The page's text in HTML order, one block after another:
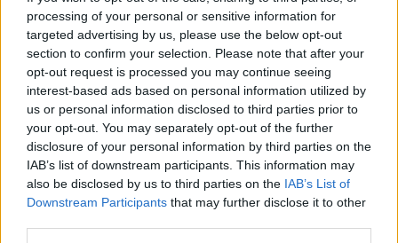
processing of your personal or sensitive information for
targeted advertising by us, please use the below opt-out
section to confirm your selection. Please note that after your
opt-out request is processed you may continue seeing
interest-based ads based on personal information utilized by
us or personal information disclosed to third parties prior to
your opt-out. You may separately opt-out of the further
disclosure of your personal information by third parties on the
IAB’s list of downstream participants. This information may
also be disclosed by us to third parties on the IAB’s List of
Downstream Participants that may further disclose it to other